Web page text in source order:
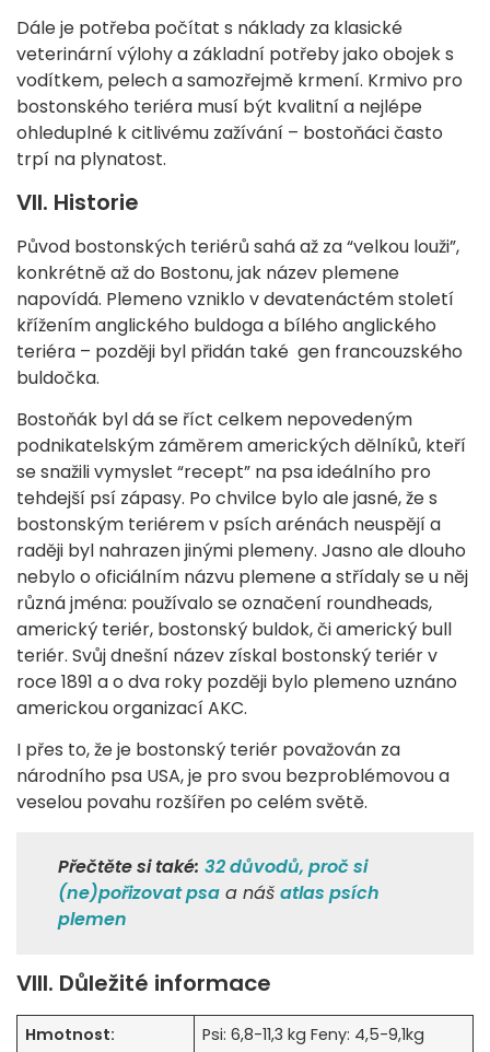
Dále je potřeba počítat s náklady za klasické
veterinární výlohy a základní potřeby jako obojek s
vodítkem, pelech a samozřejmě krmení. Krmivo pro
bostonského teriéra musí být kvalitní a nejlépe
ohleduplné k citlivému zažívání – bostoňáci často
trpí na plynatost.
VII. Historie
Původ bostonských teriérů sahá až za “velkou louži”,
konkrétně až do Bostonu, jak název plemene
napovídá. Plemeno vzniklo v devatenáctém století
křížením anglického buldoga a bílého anglického
teriéra – později byl přidán také gen francouzského
buldočka.
Bostoňák byl dá se říct celkem nepovedeným
podnikatelským záměrem amerických dělníků, kteří
se snažili vymyslet “recept” na psa ideálního pro
tehdejší psí zápasy. Po chvilce bylo ale jasné, že s
bostonským teriérem v psích arénách neuspějí a
raději byl nahrazen jinými plemeny. Jasno ale dlouho
nebylo o oficiálním názvu plemene a střídaly se u něj
různá jména: používalo se označení roundheads,
americký teriér, bostonský buldok, či americký bull
teriér. Svůj dnešní název získal bostonský teriér v
roce 1891 a o dva roky později bylo plemeno uznáno
americkou organizací AKC.
I přes to, že je bostonský teriér považován za
národního psa USA, je pro svou bezproblémovou a
veselou povahu rozšířen po celém světě.
Přečtěte si také: 32 důvodů, proč si
(ne)pořizovat psa a náš atlas psích
plemen
VIII. Důležité informace
Hmotnost:
Psi: 6,8-11,3 kg Feny: 4,5-9,1kg